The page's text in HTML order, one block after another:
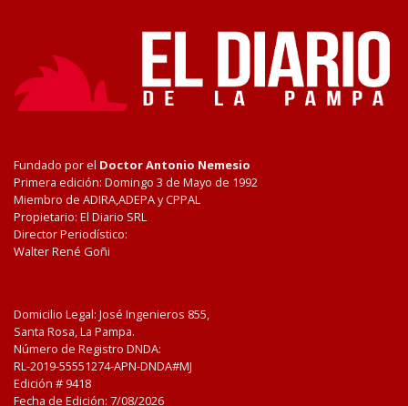
Fundado por el Doctor Antonio Nemesio
Primera edición: Domingo 3 de Mayo de 1992
Miembro de ADIRA,ADEPA y CPPAL
Propietario: El Diario SRL
Director Periodístico:
Walter René Goñi
Domicilio Legal: José Ingenieros 855,
Santa Rosa, La Pampa.
Número de Registro DNDA:
RL-2019-55551274-APN-DNDA#MJ
Edición # 9418
Fecha de Edición: 7/08/2026